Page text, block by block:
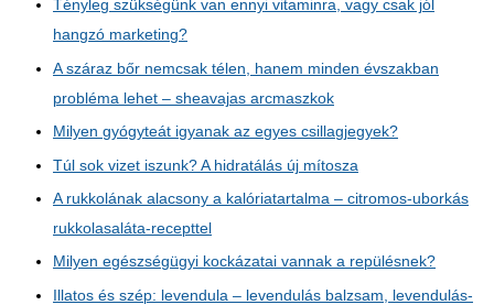
Tényleg szükségünk van ennyi vitaminra, vagy csak jól
hangzó marketing?
A száraz bőr nemcsak télen, hanem minden évszakban
probléma lehet – sheavajas arcmaszkok
Milyen gyógyteát igyanak az egyes csillagjegyek?
Túl sok vizet iszunk? A hidratálás új mítosza
A rukkolának alacsony a kalóriatartalma – citromos-uborkás
rukkolasaláta-recepttel
Milyen egészségügyi kockázatai vannak a repülésnek?
Illatos és szép: levendula – levendulás balzsam, levendulás-